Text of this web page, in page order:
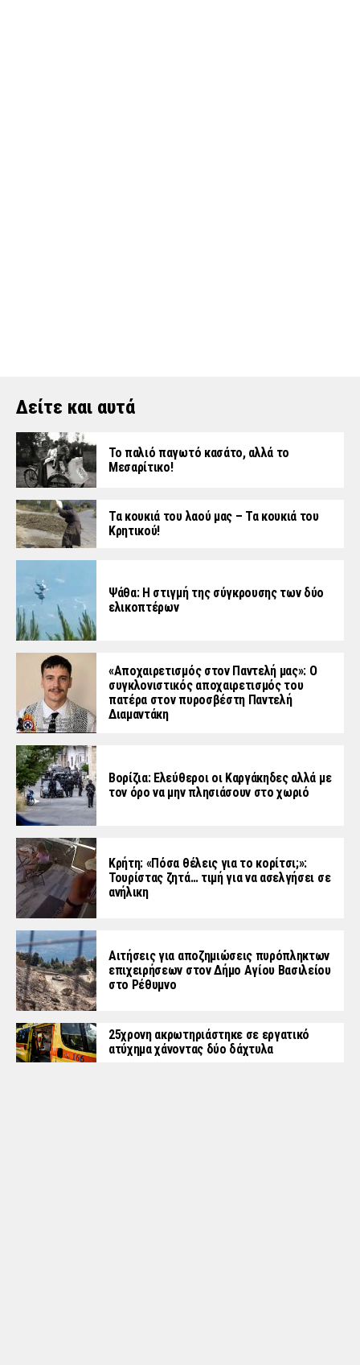
Δείτε και αυτά
Το παλιό παγωτό κασάτο, αλλά το
Μεσαρίτικο!
Τα κουκιά του λαού μας – Τα κουκιά του
Κρητικού!
Ψάθα: Η στιγμή της σύγκρουσης των δύο
ελικοπτέρων
«Aποχαιρετισμός στον Παντελή μας»: Ο
συγκλονιστικός αποχαιρετισμός του
πατέρα στον πυροσβέστη Παντελή
Διαμαντάκη
Βορίζια: Ελεύθεροι οι Καργάκηδες αλλά με
τον όρο να μην πλησιάσουν στο χωριό
Κρήτη: «Πόσα θέλεις για το κορίτσι;»:
Τουρίστας ζητά… τιμή για να ασελγήσει σε
ανήλικη
Αιτήσεις για αποζημιώσεις πυρόπληκτων
επιχειρήσεων στον Δήμο Αγίου Βασιλείου
στο Ρέθυμνο
25χρονη ακρωτηριάστηκε σε εργατικό
ατύχημα χάνοντας δύο δάχτυλα